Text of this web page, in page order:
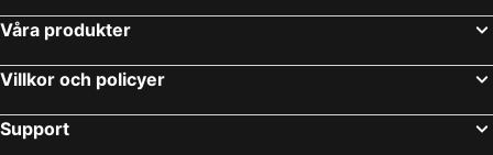
Friedrichstrasse
Hamburg Flygplats.
Schöneberg
HafenCity Hamburg
Våra produkter
Villkor och policyer
Support